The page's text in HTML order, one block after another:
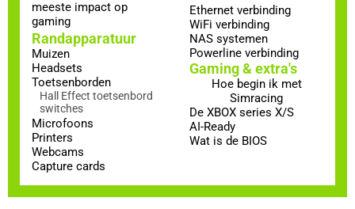
meeste impact op
gaming
Randapparatuur
Muizen
Headsets
Toetsenborden
Hall Effect toetsenbord
switches
Microfoons
Printers
Webcams
Capture cards
Ethernet verbinding
WiFi verbinding
NAS systemen
Powerline verbinding
Gaming & extra's
Hoe begin ik met
Simracing
De XBOX series X/S
AI-Ready
Wat is de BIOS